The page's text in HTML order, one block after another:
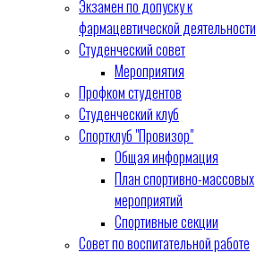
Экзамен по допуску к
фармацевтической деятельности
Студенческий совет
Мероприятия
Профком студентов
Студенческий клуб
Спортклуб "Провизор"
Общая информация
План спортивно-массовых
мероприятий
Спортивные секции
Совет по воспитательной работе